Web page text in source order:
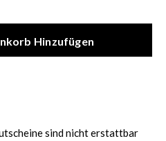
sind nicht erstattbar